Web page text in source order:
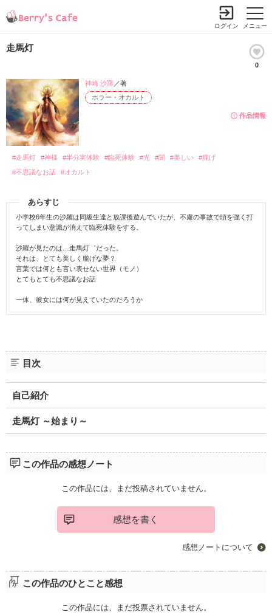
メニュー
ログイン
走馬灯
0
作品情報
ホラー・オカルト
神崎 沙羅／著
#走馬灯 #神様 #半分実体験 #臨死体験 #光 #闇 #美しい
#朧げ
#不思議なお話
#オカルト
あらすじ
小学校6年生の沙羅は同級生達と放課後遊んでいたが、不慮の事故で頭を強く打
ってしまい意識が消えて臨死体験をする。
沙羅が見たのは…走馬灯゛だった。
それは、とても美しく朧げな夢？
言葉では何とも言い表せない世界（モノ）
とてもとても不思議なお話
一体、彼女には何が見えていたのだろうか
目次
自己紹介
走馬灯 ～始まり～
この作品の感想ノート
この作品には、まだ投稿されていません。
感想を書く
感想ノートについて
この作品のひとこと感想
この作品には、まだ投票されていません。